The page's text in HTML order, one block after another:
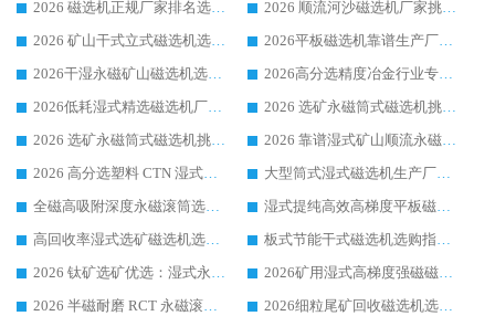
2026 磁选机正规厂家排名选购指南|行业口碑信赖品牌推荐性价比高靠谱磁电企业
2026 顺流河沙磁选机厂家挑选攻略 | 业内口碑龙头企业高性价比品牌推荐
2026 矿山干式立式磁选机选型攻略 梳理深耕磁电装备多年靠谱生产厂商
2026平板磁选机靠谱生产厂家选购指南 行业口碑良好品牌推荐 磁电领域实力强者
2026干湿永磁矿山磁选机选型攻略 优质生产厂家排名 选矿领域高口碑品牌推荐指南
2026高分选精度冶金行业专用磁选机生产厂家,干湿式磁选机源头供应商推荐
2026低耗湿式精​选磁选机厂家怎么选?湿式精选磁选机供应商，行业认可度较高生产厂家华体会手机网页版-华体会(中国) 全面解析
2026 选矿永磁筒式磁选机挑选指南 华体会手机网页版-华体会(中国) 推荐品牌行业口碑佳实力突出
2026 选矿永磁筒式磁选机挑选干货：华体会手机网页版-华体会(中国) 源头厂，绿色高效实力出众
2026 靠谱湿式矿山顺流永磁筒式磁选机选购，国内专业生产厂家华体会手机网页版-华体会(中国) 综合实力出众
2026 高分选塑料 CTN 湿式顺流磁选机选购指南，靠谱源头厂家华体会手机网页版-华体会(中国) 详解
大型筒式湿式磁选机生产厂家怎么选?华体会手机网页版-华体会(中国) 设备口碑广受行业认可
全磁高吸附深度永磁滚筒选购指南 业内口碑稳定磁电设备生产厂家详细推荐
湿式提纯高效高梯度平板磁选机靠谱设备源头厂商华体会手机网页版-华体会(中国) 综合测评
高回收率湿式选矿磁选机选购指南 业内口碑磁电设备生产厂家实力解析
板式节能干式磁选机选购指南，源头生产厂家华体会手机网页版-华体会(中国) 综合实力可观
2026 钛矿选矿优选：湿式永磁筒式磁选机源头厂家华体会手机网页版-华体会(中国) 综合解析
2026矿用湿式高梯度强磁磁选机选购指南，临朐靠谱磁电生产厂家华体会手机网页版-华体会(中国) 详解
2026 半磁耐磨 RCT 永磁滚筒选购指南，临朐源头生产厂家华体会手机网页版-华体会(中国) 实测分享
2026细粒尾矿回收磁选机选购指南 产业集群优质生产厂家华体会手机网页版-华体会(中国) 解析